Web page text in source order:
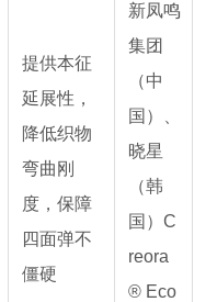
提供本征
延展性，
降低织物
弯曲刚
度，保障
四面弹不
僵硬
新凤鸣
集团
（中
国）、
晓星
（韩
国）C
reora
® Eco